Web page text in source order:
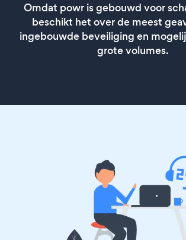
Omdat powr is gebouwd voor
beschikt het over de meest
ingebouwde beveiliging en
grote volumes.